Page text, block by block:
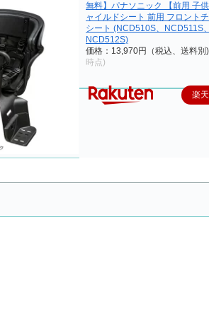
無料】パナソニック 【前用 子
ャイルドシート 前用 フロント
シート (NCD510S、NCD511S
NCD512S)
価格：13,970円（税込、送料
時点)
楽